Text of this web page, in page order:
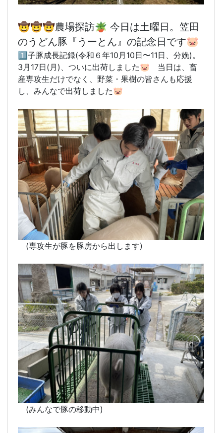
🤠🤠🤠農場探訪🪴 今日は土曜日。笠田
のうどん豚『うーとん』の記念日です🐷
1️⃣子豚成長記録(令和６年10月10日〜11日、分娩)。
3月17日(月)、ついに出荷しました🐷 当日は、畜
産専攻生だけでなく、野菜・果樹の皆さんも応援
し、みんなで出荷しました🐷
(専攻生が豚を豚房から出します)
(みんなで豚の移動中)